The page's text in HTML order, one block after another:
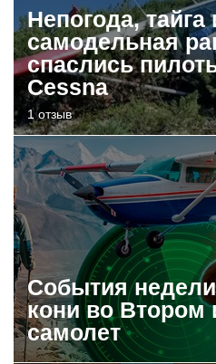
Непогода, тайга
самодельная
спаслись
Cessna
1 отзыв
События
кони во Втором
самолет